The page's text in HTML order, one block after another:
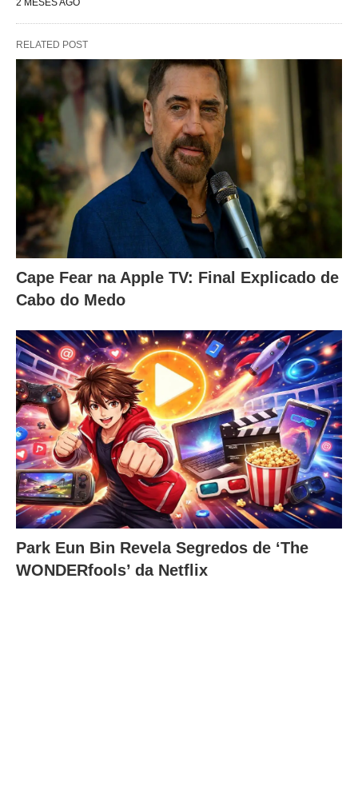
2 MESES AGO
RELATED POST
Cape Fear na Apple TV: Final Explicado de
Cabo do Medo
Park Eun Bin Revela Segredos de ‘The
WONDERfools’ da Netflix